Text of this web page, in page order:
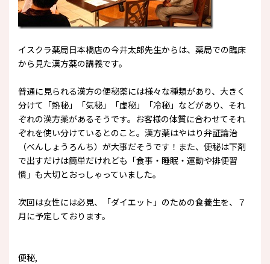
イスクラ薬局日本橋店の今井太郎先生からは、薬局での臨床
から見た漢方薬の講義です。
普通に見られる漢方の便秘薬には様々な種類があり、大きく
分けて「熱秘」「気秘」「虚秘」「冷秘」などがあり、それ
ぞれの漢方薬があるそうです。お客様の体質に合わせてそれ
ぞれを使い分けているとのこと。漢方薬はやはり弁証論治
（べんしょうろんち）が大事だそうです！また、便秘は下剤
で出すだけは簡単だけれども「食事・睡眠・運動や排便習
慣」も大切とおっしゃっていました。
次回は女性には必見、「ダイエット」のための食養生を、７
月に予定しております。
便秘,